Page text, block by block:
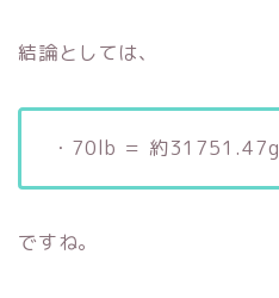
結論としては、
・70lb ＝ 約31751.47g
ですね。